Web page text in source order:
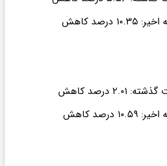
کاهش
کاهش